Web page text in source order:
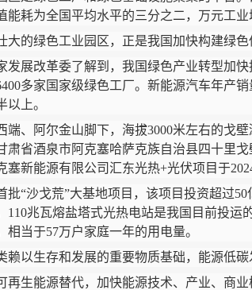
能耗为全国平均水平的三分之二，万元工
绿色工业园区，正是我国加快构建绿色
展改革委了解到，我国绿色产业转型加快
多家国家级绿色工厂。新能源汽车年产
以上。
、阿尔金山脚下，海拔3000米左右的戈壁
肃省酒泉市阿克塞哈萨克族自治县四十里
塞新能源有限公司汇东光热+光伏项目于
沙戈荒”大基地项目，该项目投资超过50
110兆瓦熔盐塔式光热电站是我国目前投
相当于57万户家庭一年的用电量。
以生存和发展的重要物质基础，能源低碳
生能源替代，加快能源技术、产业、商